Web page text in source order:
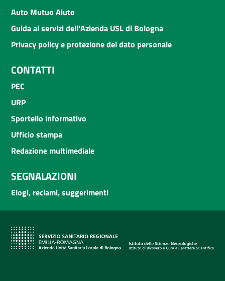
Auto Mutuo Aiuto
Guida ai servizi dell'Azienda USL di Bologna
Privacy policy e protezione del dato personale
CONTATTI
PEC
URP
Sportello informativo
Ufficio stampa
Redazione multimediale
SEGNALAZIONI
Elogi, reclami, suggerimenti